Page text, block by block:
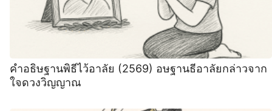
คำอธิษฐานพิธีไว้อาลัย (2569) อษฐานธีอาลัยกล่าวจาก
ใจดวงวิญญาณ